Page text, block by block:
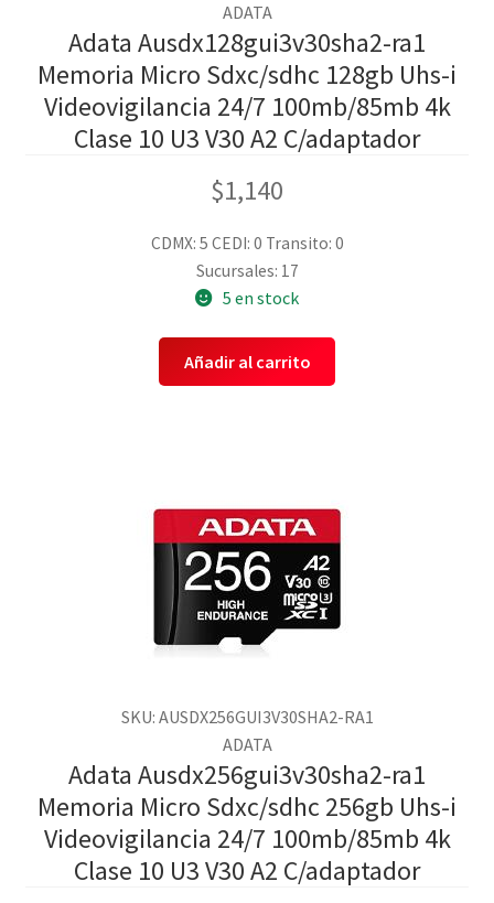
ADATA
Adata Ausdx128gui3v30sha2-ra1
Memoria Micro Sdxc/sdhc 128gb Uhs-i
Videovigilancia 24/7 100mb/85mb 4k
Clase 10 U3 V30 A2 C/adaptador
$1,140
CDMX: 5 CEDI: 0 Transito: 0
Sucursales: 17
5 en stock
Añadir al carrito
SKU: AUSDX256GUI3V30SHA2-RA1
ADATA
Adata Ausdx256gui3v30sha2-ra1
Memoria Micro Sdxc/sdhc 256gb Uhs-i
Videovigilancia 24/7 100mb/85mb 4k
Clase 10 U3 V30 A2 C/adaptador